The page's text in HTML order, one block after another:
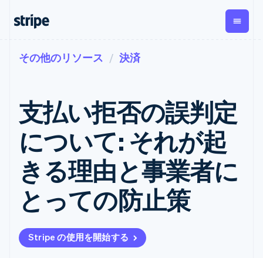
支払い
オンライン決
済
Managed
Payments
マーチャント
オブレコード
ソリューショ
ン
Payment links
コーディング
不要の決済ペ
ージ
Checkout
UI
Elements
収益
経常収益
Metronome
従量課金
サブスクリ
プション
サブスクリ
プションの
管理
Invoicing
1 回限りまた
は継続
消費税と
VAT の自動
Global
Payouts
第三者
への入
金
ットプ
イス
決済の
企業規模別
ユースケース別
エージェンティックコマ
ース
E コマース / ECサイト
埋込型金融
請求・財務関連
アプリ内決済
マーケットプレイス
資金管理
ドキュメント
ライブラリと SDK
Stripe Apps
ガイド
オンライン決済を受け付
け
構築済みの決済を実装
マーケットプレイスを構
築する
サブスクリプションを管
学ぶ
ガイド
サポート
サポートに問い合わせる
管理サポートプラン
プロフェッショナルサー
ビス
その他のリソース 決済
支払い拒否の誤判定
について: それが起
きる理由と事業者に
とっての防止策
Stripe の使用を開始する